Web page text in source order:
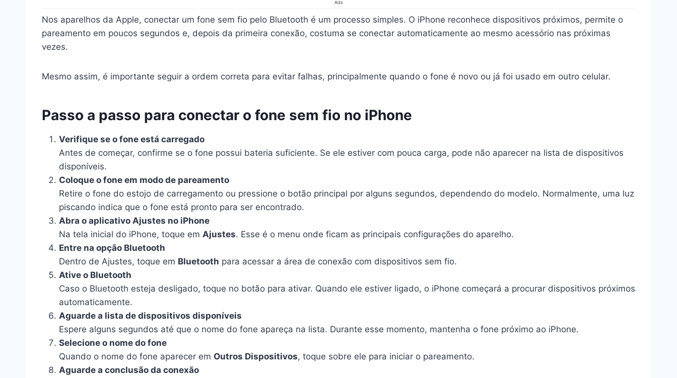
Ads
Nos aparelhos da Apple, conectar um fone sem fio pelo Bluetooth é um processo simples. O iPhone reconhece dispositivos próximos, permite o
pareamento em poucos segundos e, depois da primeira conexão, costuma se conectar automaticamente ao mesmo acessório nas próximas
vezes.
Mesmo assim, é importante seguir a ordem correta para evitar falhas, principalmente quando o fone é novo ou já foi usado em outro celular.
Passo a passo para conectar o fone sem fio no iPhone
Verifique se o fone está carregado
Antes de começar, confirme se o fone possui bateria suficiente. Se ele estiver com pouca carga, pode não aparecer na lista de dispositivos
disponíveis.
Coloque o fone em modo de pareamento
Retire o fone do estojo de carregamento ou pressione o botão principal por alguns segundos, dependendo do modelo. Normalmente, uma luz
piscando indica que o fone está pronto para ser encontrado.
Abra o aplicativo Ajustes no iPhone
Na tela inicial do iPhone, toque em Ajustes. Esse é o menu onde ficam as principais configurações do aparelho.
Entre na opção Bluetooth
Dentro de Ajustes, toque em Bluetooth para acessar a área de conexão com dispositivos sem fio.
Ative o Bluetooth
Caso o Bluetooth esteja desligado, toque no botão para ativar. Quando ele estiver ligado, o iPhone começará a procurar dispositivos próximos
automaticamente.
Aguarde a lista de dispositivos disponíveis
Espere alguns segundos até que o nome do fone apareça na lista. Durante esse momento, mantenha o fone próximo ao iPhone.
Selecione o nome do fone
Quando o nome do fone aparecer em Outros Dispositivos, toque sobre ele para iniciar o pareamento.
Aguarde a conclusão da conexão